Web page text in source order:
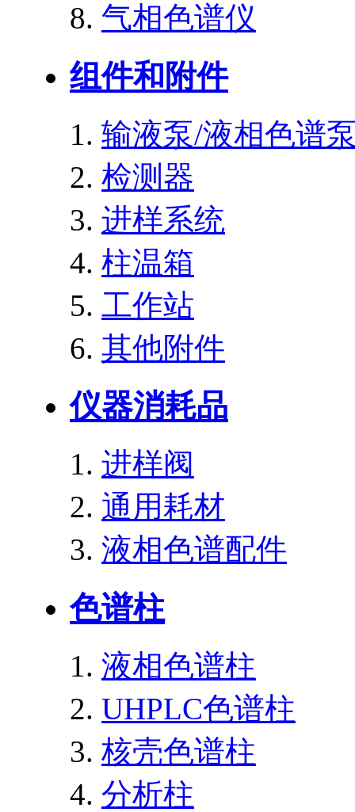
气相色谱仪
组件和附件
输液泵/液相色谱
检测器
进样系统
柱温箱
工作站
其他附件
仪器消耗品
进样阀
通用耗材
液相色谱配件
色谱柱
液相色谱柱
UHPLC色谱柱
核壳色谱柱
分析柱